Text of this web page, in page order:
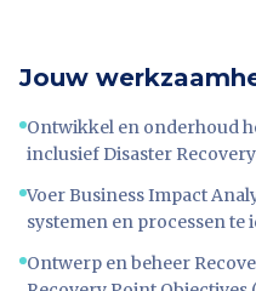
Jouw
Ontwikkel en onderhoud
inclusief Disaster
Voer Business Impact
systemen en processen
Ontwerp en beheer